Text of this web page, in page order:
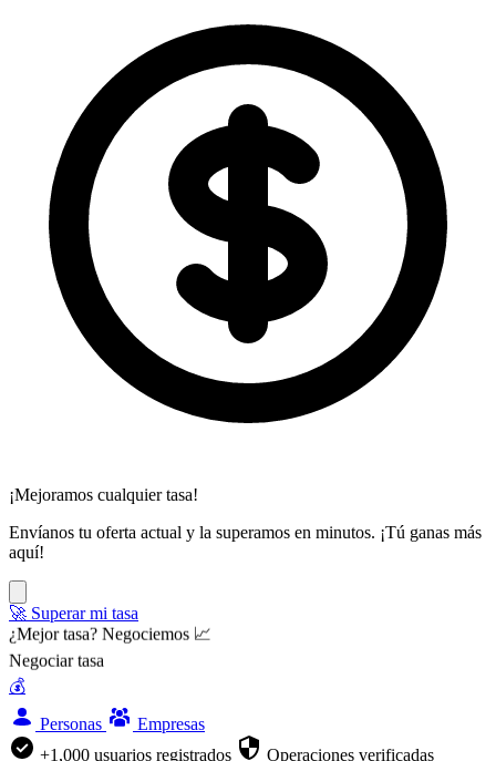
¡Mejoramos cualquier tasa!
Envíanos tu oferta actual y la superamos en minutos. ¡Tú ganas más
aquí!
🚀 Superar mi tasa
¿Mejor tasa? Negociemos 📈
Negociar tasa
💰
Personas
Empresas
+1,000 usuarios registrados
Operaciones verificadas